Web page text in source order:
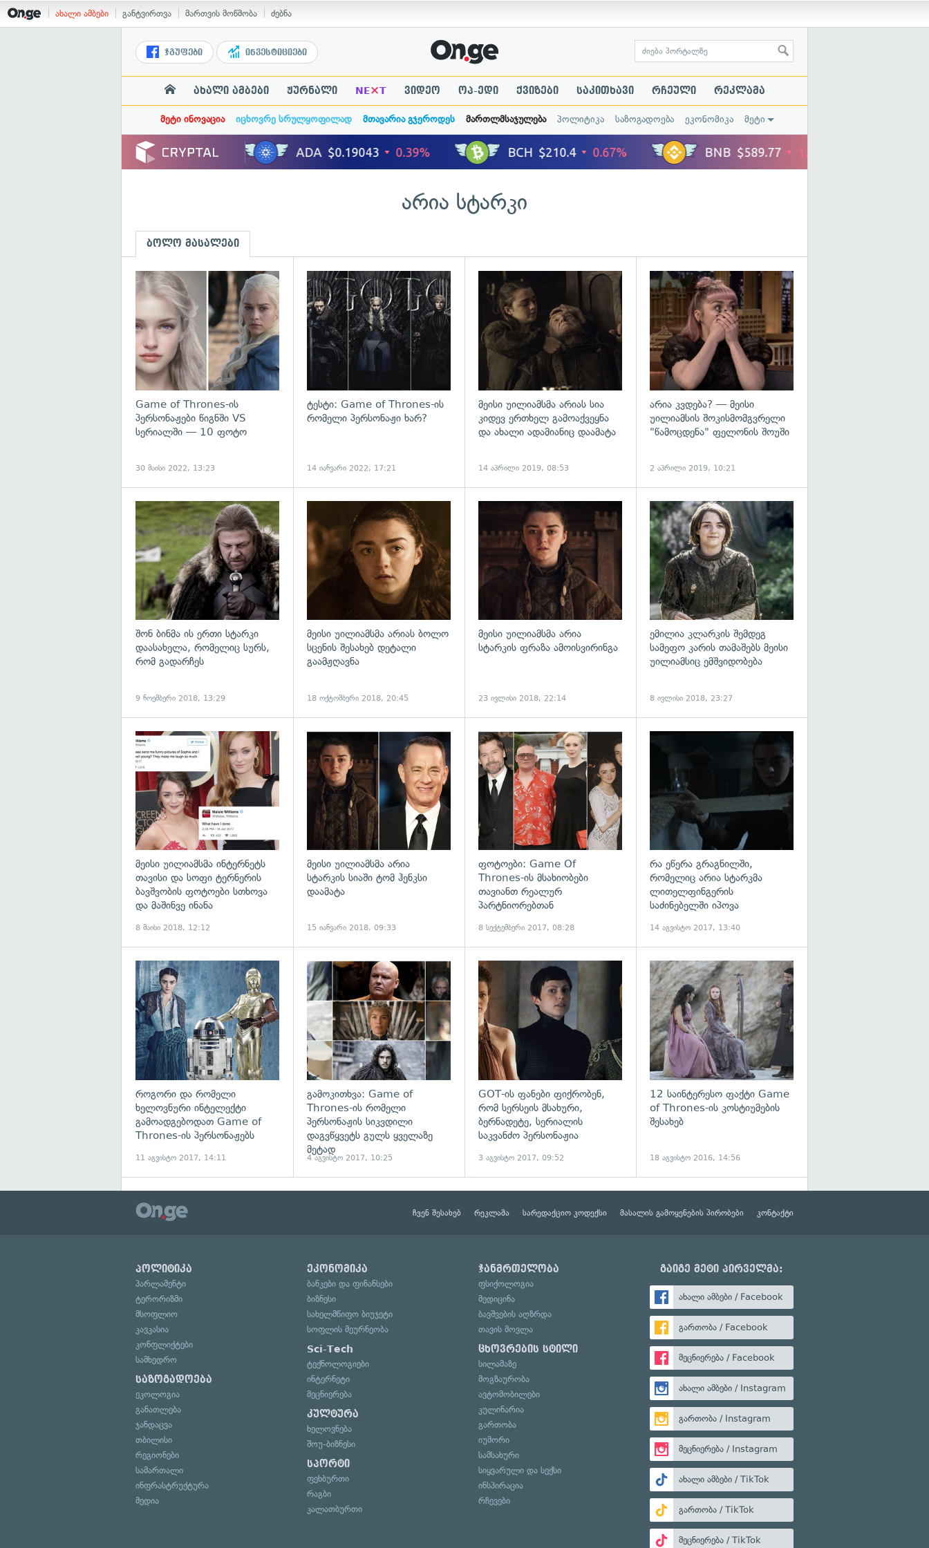
ახალი ამბები განტვირთვა მართვის მოწმობა ძებნა
ჯგუფები ინვესტიციები
ახალი ამბები ჟურნალი NE×T ვიდეო ოპ-ედი ქვიზები საკითხავი რჩეული რეკლამა
მეტი ინოვაცია იცხოვრე სრულყოფილად მთავარია გჯეროდეს მართლმსაჯულება პოლიტიკა საზოგადოება ეკონომიკა მეტი
არია სტარკი
ბოლო მასალები
Game of Thrones-ის
პერსონაჟები წიგნში VS
სერიალში — 10 ფოტო
30 მაისი 2022, 13:23
ტესტი: Game of Thrones-ის
რომელი პერსონაჟი ხარ?
14 იანვარი 2022, 17:21
გადახედვა
მეისი უილიამსმა არიას სია
კიდევ ერთხელ გამოაქვეყნა
და ახალი ადამიანიც დაამატა
14 აპრილი 2019, 08:53
არია კვდება? — მეისი
უილიამსის შოკისმომგვრელი
"წამოცდენა" ფელონის შოუში
2 აპრილი 2019, 10:21
შონ ბინმა ის ერთი სტარკი
დაასახელა, რომელიც სურს,
რომ გადარჩეს
9 ნოემბერი 2018, 13:29
მეისი უილიამსმა არიას ბოლო
სცენის შესახებ დეტალი
გაამჟღავნა
18 ოქტომბერი 2018, 20:45
გადახედვა
მეისი უილიამსმა არია
სტარკის ფრაზა ამოისვირინგა
23 ივლისი 2018, 22:14
ემილია კლარკის შემდეგ
სამეფო კარის თამაშებს მეისი
უილიამსიც ემშვიდობება
8 ივლისი 2018, 23:27
გადახედვა
მეისი უილიამსმა ინტერნეტს
თავისი და სოფი ტერნერის
ბავშვობის ფოტოები სთხოვა
და მაშინვე ინანა
8 მაისი 2018, 12:12
გადახედვა
მეისი უილიამსმა არია
სტარკის სიაში ტომ ჰენკსი
დაამატა
15 იანვარი 2018, 09:33
ფოტოები: Game Of
Thrones-ის მსახიობები
თავიანთ რეალურ
პარტნიორებთან
8 სექტემბერი 2017, 08:28
რა ეწერა გრაგნილში,
რომელიც არია სტარკმა
ლითელფინგერის
საძინებელში იპოვა
14 აგვისტო 2017, 13:40
როგორი და რომელი
ხელოვნური ინტელექტი
გამოადგებოდათ Game of
Thrones-ის პერსონაჟებს
11 აგვისტო 2017, 14:11
გამოკითხვა: Game of
Thrones-ის რომელი
პერსონაჟის სიკვდილი
დაგვწყვეტს გულს ყველაზე
მეტად
4 აგვისტო 2017, 10:25
გადახედვა
GOT-ის ფანები ფიქრობენ,
რომ სერსეის მსახური,
ბერნადეტე, სერიალის
საკვანძო პერსონაჟია
3 აგვისტო 2017, 09:52
12 საინტერესო ფაქტი Game
of Thrones-ის კოსტიუმების
შესახებ
18 აგვისტო 2016, 14:56
ჩვენ შესახებ რეკლამა სარედაქციო კოდექსი მასალის გამოყენების პირობები კონტაქტი
პოლიტიკა
პარლამენტი
ტერორიზმი
მსოფლიო
კავკასია
კონფლიქტები
სამხედრო
საზოგადოება
ეკოლოგია
განათლება
ჯანდაცვა
თბილისი
რეგიონები
სამართალი
ინფრასტრუქტურა
მედია
ეკონომიკა
ბანკები და ფინანსები
ბიზნესი
სახელმწიფო ბიუჯეტი
სოფლის მეურნეობა
Sci-Tech
ტექნოლოგიები
ინტერნეტი
მეცნიერება
კულტურა
ხელოვნება
შოუ-ბიზნესი
სპორტი
ფეხბურთი
რაგბი
კალათბურთი
ჯანმრთელობა
ფსიქოლოგია
მედიცინა
ბავშვების აღზრდა
თავის მოვლა
ცხოვრების სტილი
სილამაზე
მოგზაურობა
ავტომობილები
კულინარია
გართობა
იუმორი
სამსახური
სიყვარული და სექსი
ინსპირაცია
რჩევები
გაიგე მეტი პირველმა:
ახალი ამბები / Facebook
გართობა / Facebook
მეცნიერება / Facebook
ახალი ამბები / Instagram
გართობა / Instagram
მეცნიერება / Instagram
ახალი ამბები / TikTok
გართობა / TikTok
მეცნიერება / TikTok